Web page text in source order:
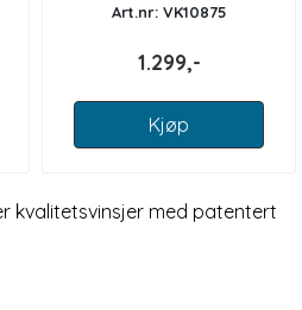
Art.nr: VK10875
1.299,-
Kjøp
kvalitetsvinsjer med patentert